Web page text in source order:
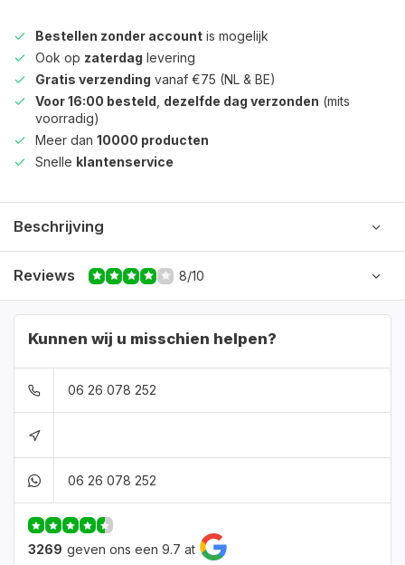
Bestellen zonder account is mogelijk
Ook op zaterdag levering
Gratis verzending vanaf €75 (NL & BE)
Voor 16:00 besteld dezelfde dag verzonden (mits
voorradig)
Meer dan 10000 producten
Snelle klantenservice
Beschrijving
Reviews 8/10
Kunnen wij u misschien helpen?
06 26 078 252
06 26 078 252
3269 geven ons een 9.7 at